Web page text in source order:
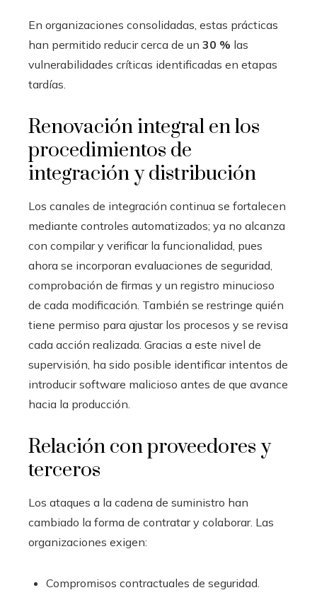
En organizaciones consolidadas, estas prácticas
han permitido reducir cerca de un 30 % las
vulnerabilidades críticas identificadas en etapas
tardías.
Renovación integral en los
procedimientos de
integración y distribución
Los canales de integración continua se fortalecen
mediante controles automatizados; ya no alcanza
con compilar y verificar la funcionalidad, pues
ahora se incorporan evaluaciones de seguridad,
comprobación de firmas y un registro minucioso
de cada modificación. También se restringe quién
tiene permiso para ajustar los procesos y se revisa
cada acción realizada. Gracias a este nivel de
supervisión, ha sido posible identificar intentos de
introducir software malicioso antes de que avance
hacia la producción.
Relación con proveedores y
terceros
Los ataques a la cadena de suministro han
cambiado la forma de contratar y colaborar. Las
organizaciones exigen:
Compromisos contractuales de seguridad.